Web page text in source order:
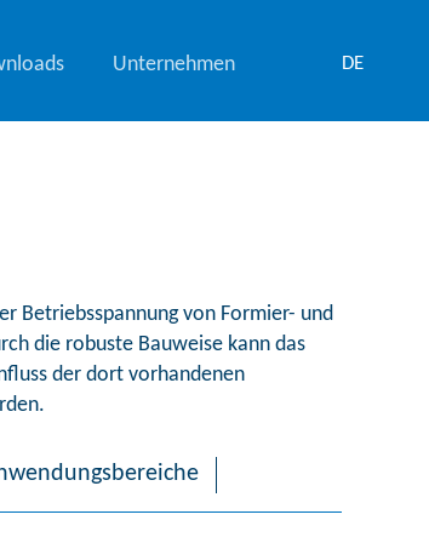
Unternehmen DE
Betriebsspannung von Formier- und
die robuste Bauweise kann das
der dort vorhandenen